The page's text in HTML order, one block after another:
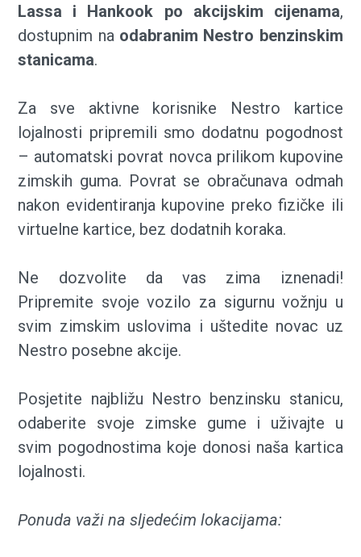
Lassa i Hankook po akcijskim cijenama,
dostupnim na odabranim Nestro benzinskim
stanicama.
Za sve aktivne korisnike Nestro kartice
lojalnosti pripremili smo dodatnu pogodnost
– automatski povrat novca prilikom kupovine
zimskih guma. Povrat se obračunava odmah
nakon evidentiranja kupovine preko fizičke ili
virtuelne kartice, bez dodatnih koraka.
Ne dozvolite da vas zima iznenadi!
Pripremite svoje vozilo za sigurnu vožnju u
svim zimskim uslovima i uštedite novac uz
Nestro posebne akcije.
Posjetite najbližu Nestro benzinsku stanicu,
odaberite svoje zimske gume i uživajte u
svim pogodnostima koje donosi naša kartica
lojalnosti.
Ponuda važi na sljedećim lokacijama: